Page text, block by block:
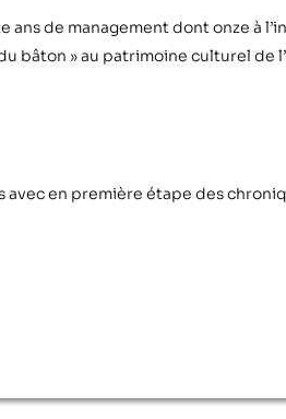
ans de management dont onze à
bâton » au patrimoine culturel de
en première étape des